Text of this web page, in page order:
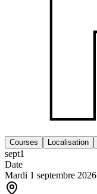
Courses Localisation
sept1
Date
Mardi 1 septembre 2026